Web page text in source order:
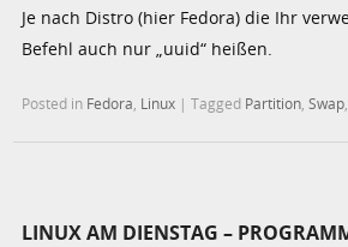
Je nach Distro (hier Fedora) die Ihr
Befehl auch nur „uuid“ heißen.
Posted in Fedora Linux |Tagged Partition ,Swap
LINUX AM DIENSTAG –